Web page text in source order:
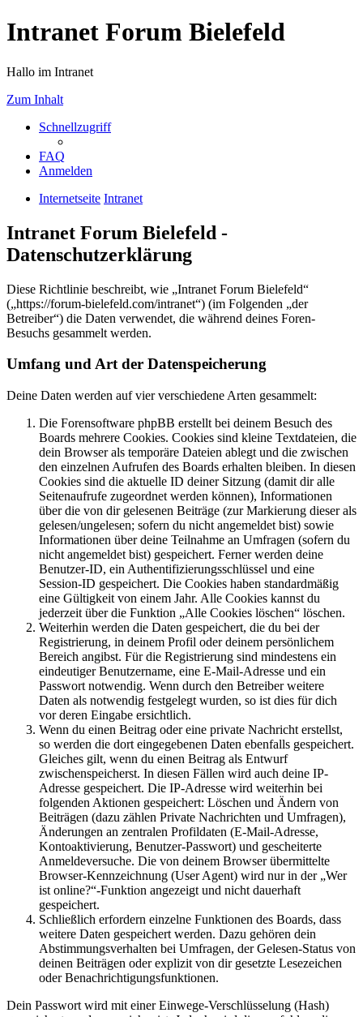
Intranet Forum Bielefeld
Hallo im Intranet
Zum Inhalt
Schnellzugriff
FAQ
Anmelden
Internetseite Intranet
Intranet Forum Bielefeld -
Datenschutzerklärung
Diese Richtlinie beschreibt, wie „Intranet Forum Bielefeld“
(„https://forum-bielefeld.com/intranet“) (im Folgenden „der
Betreiber“) die Daten verwendet, die während deines Foren-
Besuchs gesammelt werden.
Umfang und Art der Datenspeicherung
Deine Daten werden auf vier verschiedene Arten gesammelt:
Die Forensoftware phpBB erstellt bei deinem Besuch des
Boards mehrere Cookies. Cookies sind kleine Textdateien, die
dein Browser als temporäre Dateien ablegt und die zwischen
den einzelnen Aufrufen des Boards erhalten bleiben. In diesen
Cookies sind die aktuelle ID deiner Sitzung (damit dir alle
Seitenaufrufe zugeordnet werden können), Informationen
über die von dir gelesenen Beiträge (zur Markierung dieser als
gelesen/ungelesen; sofern du nicht angemeldet bist) sowie
Informationen über deine Teilnahme an Umfragen (sofern du
nicht angemeldet bist) gespeichert. Ferner werden deine
Benutzer-ID, ein Authentifizierungsschlüssel und eine
Session-ID gespeichert. Die Cookies haben standardmäßig
eine Gültigkeit von einem Jahr. Alle Cookies kannst du
jederzeit über die Funktion „Alle Cookies löschen“ löschen.
Weiterhin werden die Daten gespeichert, die du bei der
Registrierung, in deinem Profil oder deinem persönlichem
Bereich angibst. Für die Registrierung sind mindestens ein
eindeutiger Benutzername, eine E-Mail-Adresse und ein
Passwort notwendig. Wenn durch den Betreiber weitere
Daten als notwendig festgelegt wurden, so ist dies für dich
vor deren Eingabe ersichtlich.
Wenn du einen Beitrag oder eine private Nachricht erstellst,
so werden die dort eingegebenen Daten ebenfalls gespeichert.
Gleiches gilt, wenn du einen Beitrag als Entwurf
zwischenspeicherst. In diesen Fällen wird auch deine IP-
Adresse gespeichert. Die IP-Adresse wird weiterhin bei
folgenden Aktionen gespeichert: Löschen und Ändern von
Beiträgen (dazu zählen Private Nachrichten und Umfragen),
Änderungen an zentralen Profildaten (E-Mail-Adresse,
Kontoaktivierung, Benutzer-Passwort) und gescheiterte
Anmeldeversuche. Die von deinem Browser übermittelte
Browser-Kennzeichnung (User Agent) wird nur in der „Wer
ist online?“-Funktion angezeigt und nicht dauerhaft
gespeichert.
Schließlich erfordern einzelne Funktionen des Boards, dass
weitere Daten gespeichert werden. Dazu gehören dein
Abstimmungsverhalten bei Umfragen, der Gelesen-Status von
deinen Beiträgen oder explizit von dir gesetzte Lesezeichen
oder Benachrichtigungsfunktionen.
Dein Passwort wird mit einer Einwege-Verschlüsselung (Hash)